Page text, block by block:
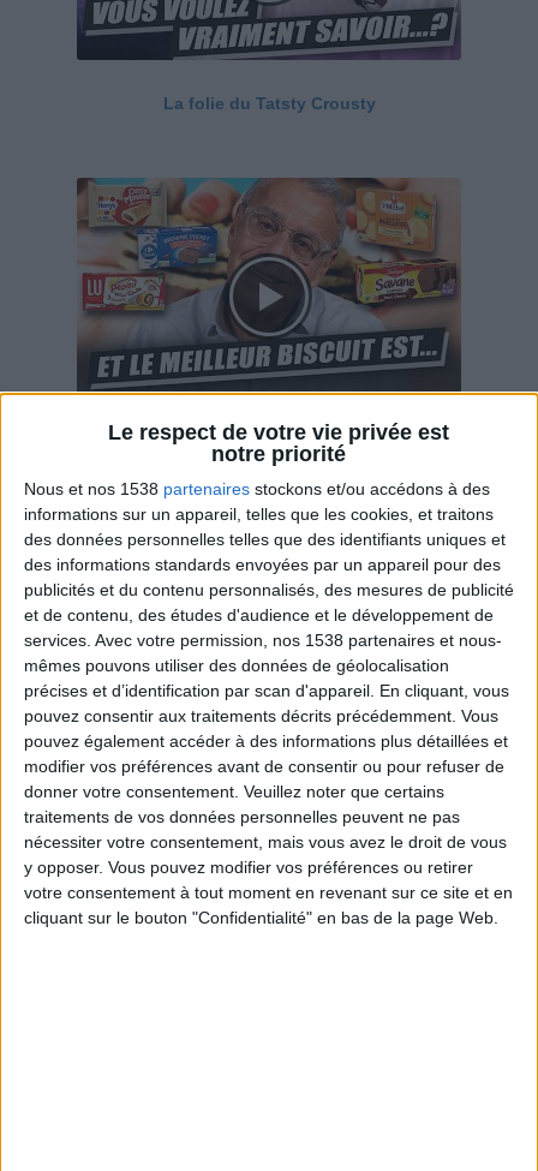
Le respect de votre vie privée est
notre priorité
Nous et nos 1538 partenaires stockons et/ou accédons à des
informations sur un appareil, telles que les cookies, et traitons
des données personnelles telles que des identifiants uniques et
des informations standards envoyées par un appareil pour des
publicités et du contenu personnalisés, des mesures de publicité
et de contenu, des études d'audience et le développement de
services. Avec votre permission, nos 1538 partenaires et nous-
mêmes pouvons utiliser des données de géolocalisation
précises et d’identification par scan d'appareil. En cliquant, vous
pouvez consentir aux traitements décrits précédemment. Vous
pouvez également accéder à des informations plus détaillées et
modifier vos préférences avant de consentir ou pour refuser de
donner votre consentement. Veuillez noter que certains
traitements de vos données personnelles peuvent ne pas
nécessiter votre consentement, mais vous avez le droit de vous
y opposer. Vous pouvez modifier vos préférences ou retirer
votre consentement à tout moment en revenant sur ce site et en
cliquant sur le bouton "Confidentialité" en bas de la page Web.
La folie du Tatsty Crousty
Savane, LU, Pepito, Harrys... Que valent vraiment
ces gâteaux ?
Webinaires en direct Voir tout
Peut-on remplacer la viande par des féculents ?
Consultation diététique du 05/08/2026